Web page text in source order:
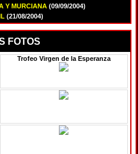
Y MURCIANA (09/09/2004)
(21/08/2004)
FOTOS
Trofeo Virgen de la Esperanza